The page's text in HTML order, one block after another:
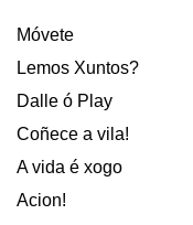
Móvete
Lemos Xuntos?
Dalle ó Play
Coñece a vila!
A vida é xogo
Acion!